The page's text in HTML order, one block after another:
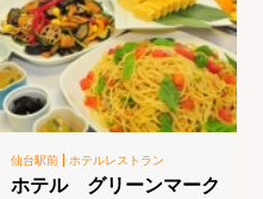
仙台駅前 | ホテルレストラン
ホテル グリーンマーク